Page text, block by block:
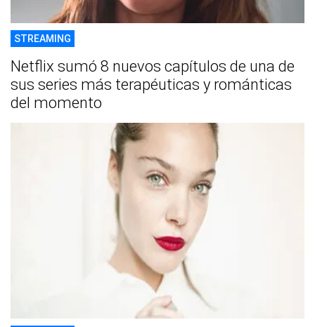
STREAMING
Netflix sumó 8 nuevos capítulos de una de
sus series más terapéuticas y románticas
del momento